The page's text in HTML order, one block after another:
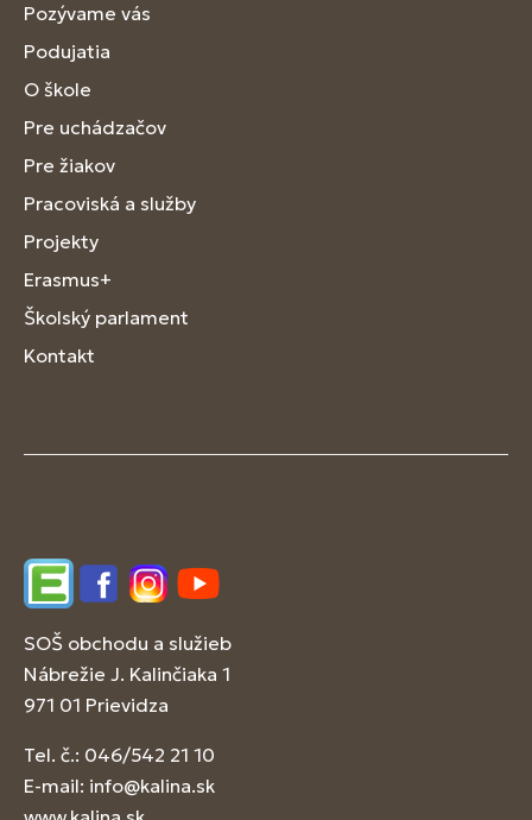
Pozývame vás
Podujatia
O škole
Pre uchádzačov
Pre žiakov
Pracoviská a služby
Projekty
Erasmus+
Školský parlament
Kontakt
EdupageFacebookInstagram
YouTube
SOŠ obchodu a služieb
Nábrežie J. Kalinčiaka 1
971 01 Prievidza
Tel. č.: 046/542 21 10
E-mail: info@kalina.sk